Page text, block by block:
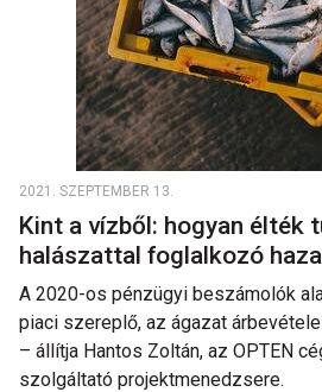
2021. SZEPTEMBER 13.
Kint a vízből: hogyan élték
halászattal foglalkozó
A 2020-os pénzügyi beszámolók
piaci szereplő, az ágazat
– állítja Hantos Zoltán, az OPTEN
szolgáltató projektmenedzsere.